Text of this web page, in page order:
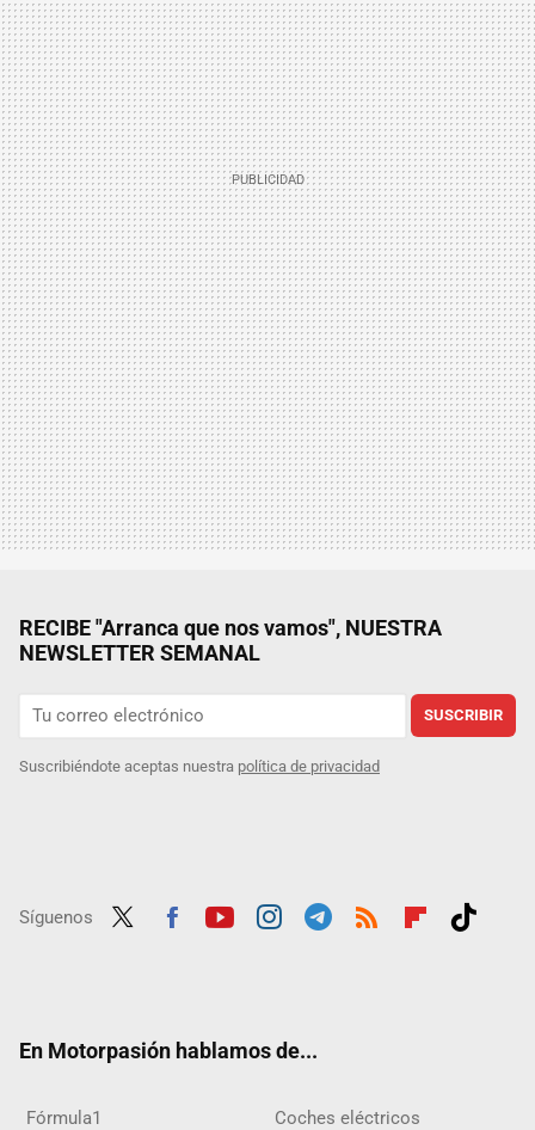
RECIBE "Arranca que nos vamos", NUESTRA
NEWSLETTER SEMANAL
SUSCRIBIR
Suscribiéndote aceptas nuestra política de privacidad
Síguenos
En Motorpasión hablamos de...
Fórmula1 Coches eléctricos